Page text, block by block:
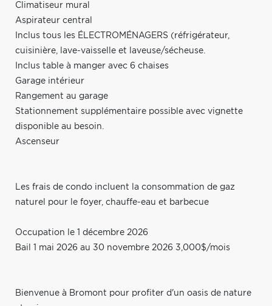
Climatiseur mural
Aspirateur central
Inclus tous les ÉLECTROMÉNAGERS (réfrigérateur,
cuisinière, lave-vaisselle et laveuse/sécheuse.
Inclus table à manger avec 6 chaises
Garage intérieur
Rangement au garage
Stationnement supplémentaire possible avec vignette
disponible au besoin.
Ascenseur
Les frais de condo incluent la consommation de gaz
naturel pour le foyer, chauffe-eau et barbecue
Occupation le 1 décembre 2026
Bail 1 mai 2026 au 30 novembre 2026 3,000$/mois
Bienvenue à Bromont pour profiter d'un oasis de nature